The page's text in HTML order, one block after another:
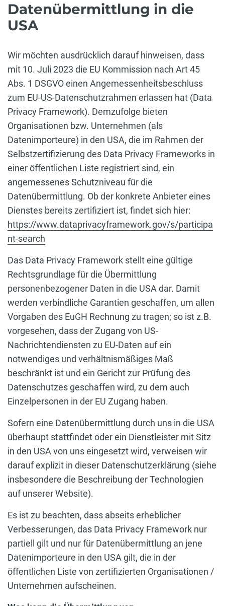
Datenübermittlung in die
USA
Wir möchten ausdrücklich darauf hinweisen, dass
mit 10. Juli 2023 die EU Kommission nach Art 45
Abs. 1 DSGVO einen Angemessenheitsbeschluss
zum EU-US-Datenschutzrahmen erlassen hat (Data
Privacy Framework). Demzufolge bieten
Organisationen bzw. Unternehmen (als
Datenimporteure) in den USA, die im Rahmen der
Selbstzertifizierung des Data Privacy Frameworks in
einer öffentlichen Liste registriert sind, ein
angemessenes Schutzniveau für die
Datenübermittlung. Ob der konkrete Anbieter eines
Dienstes bereits zertifiziert ist, findet sich hier:
https://www.dataprivacyframework.gov/s/participa
nt-search
Das Data Privacy Framework stellt eine gültige
Rechtsgrundlage für die Übermittlung
personenbezogener Daten in die USA dar. Damit
werden verbindliche Garantien geschaffen, um allen
Vorgaben des EuGH Rechnung zu tragen; so ist z.B.
vorgesehen, dass der Zugang von US-
Nachrichtendiensten zu EU-Daten auf ein
notwendiges und verhältnismäßiges Maß
beschränkt ist und ein Gericht zur Prüfung des
Datenschutzes geschaffen wird, zu dem auch
Einzelpersonen in der EU Zugang haben.
Sofern eine Datenübermittlung durch uns in die USA
überhaupt stattfindet oder ein Dienstleister mit Sitz
in den USA von uns eingesetzt wird, verweisen wir
darauf explizit in dieser Datenschutzerklärung (siehe
insbesondere die Beschreibung der Technologien
auf unserer Website).
Es ist zu beachten, dass abseits erheblicher
Verbesserungen, das Data Privacy Framework nur
partiell gilt und nur für Datenübermittlung an jene
Datenimporteure in den USA gilt, die in der
öffentlichen Liste von zertifizierten Organisationen /
Unternehmen aufscheinen.